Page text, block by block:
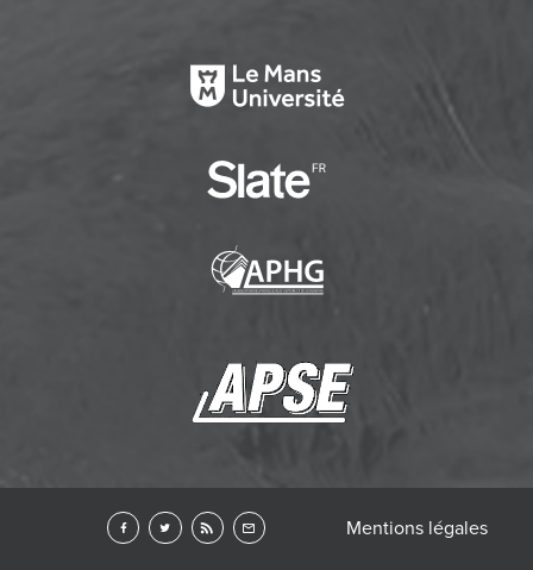
Mentions légales